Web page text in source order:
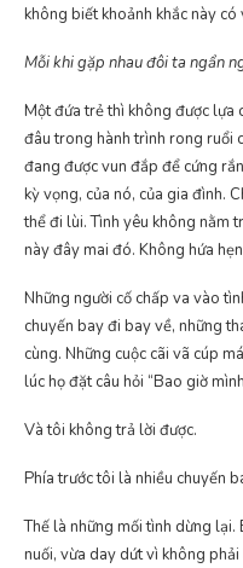
không biết khoảnh khắc này
Mỗi khi gặp nhau đôi ta ngẩn
Một đứa trẻ thì không được lựa
đâu trong hành trình rong ruổi
đang được vun đắp để cứng
kỳ vọng, của nó, của gia đình.
thể đi lùi. Tình yêu không nằm
này đây mai đó. Không hứa
Những người cố chấp va vào
chuyến bay đi bay về, những
cùng. Những cuộc cãi vã cúp
lúc họ đặt câu hỏi “Bao giờ
Và tôi không trả lời được.
Phía trước tôi là nhiều chuyến
Thế là những mối tình dừng
nuối, vừa day dứt vì không